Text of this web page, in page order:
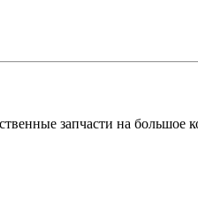
запчасти на большое